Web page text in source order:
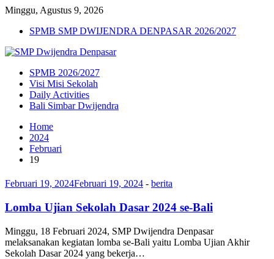
Minggu, Agustus 9, 2026
SPMB SMP DWIJENDRA DENPASAR 2026/2027
SPMB 2026/2027
Visi Misi Sekolah
Daily Activities
Bali Simbar Dwijendra
Home
2024
Februari
19
Februari 19, 2024Februari 19, 2024 - berita
Lomba Ujian Sekolah Dasar 2024 se-Bali
Minggu, 18 Februari 2024, SMP Dwijendra Denpasar
melaksanakan kegiatan lomba se-Bali yaitu Lomba Ujian Akhir
Sekolah Dasar 2024 yang bekerja…